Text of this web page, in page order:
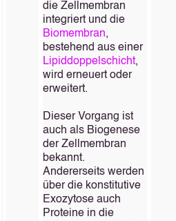
die Zellmembran
integriert und die
Biomembran,
bestehend aus einer
Lipiddoppelschicht,
wird erneuert oder
erweitert.
Dieser Vorgang ist
auch als Biogenese
der Zellmembran
bekannt.
Andererseits werden
über die konstitutive
Exozytose auch
Proteine in die